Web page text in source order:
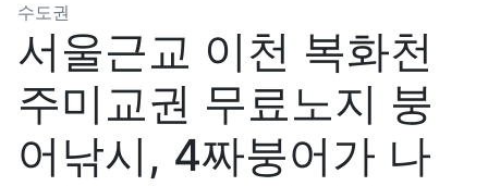
수도권
서울근교 이천 복화천
주미교권 무료노지 붕
어낚시, 4짜붕어가 나